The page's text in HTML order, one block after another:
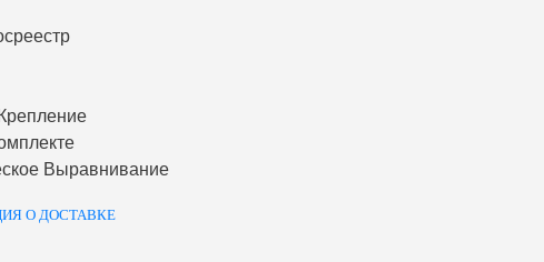
Выравнивание
О ДОСТАВКЕ